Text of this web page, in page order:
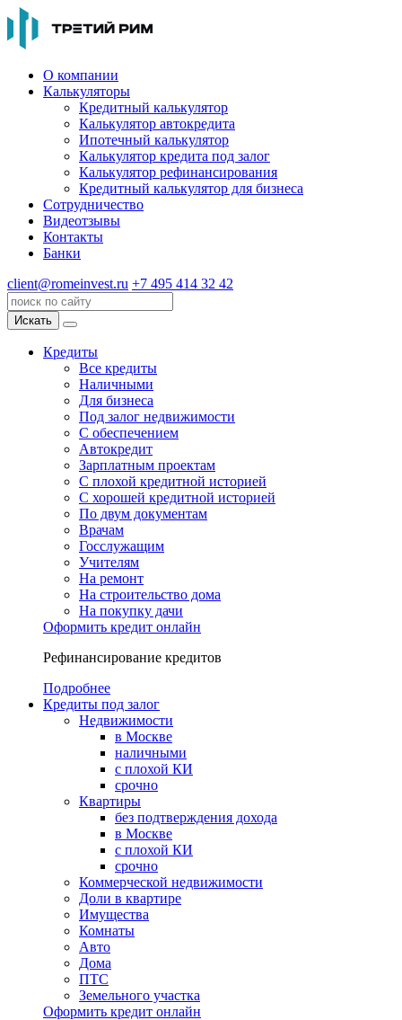
О компании
Калькуляторы
Кредитный калькулятор
Калькулятор автокредита
Ипотечный калькулятор
Калькулятор кредита под залог
Калькулятор рефинансирования
Кредитный калькулятор для бизнеса
Сотрудничество
Видеотзывы
Контакты
Банки
client@romeinvest.ru +7 495 414 32 42
Искать
Кредиты
Все кредиты
Наличными
Для бизнеса
Под залог недвижимости
С обеспечением
Автокредит
Зарплатным проектам
С плохой кредитной историей
С хорошей кредитной историей
По двум документам
Врачам
Госслужащим
Учителям
На ремонт
На строительство дома
На покупку дачи
Оформить кредит онлайн
Рефинансирование кредитов
Подробнее
Кредиты под залог
Недвижимости
в Москве
наличными
с плохой КИ
срочно
Квартиры
без подтверждения дохода
в Москве
с плохой КИ
срочно
Коммерческой недвижимости
Доли в квартире
Имущества
Комнаты
Авто
Дома
ПТС
Земельного участка
Оформить кредит онлайн